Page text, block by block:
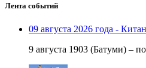
Лента событий
09 августа 2026 года -
9 августа 1903 (Батуми) –